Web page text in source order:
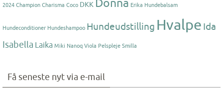
2024 Champion Charisma Coco DKK Donna Erika Hundebalsam
Hundeconditioner Hundeshampoo Hundeudstilling Hvalpe Ida
Isabella Laika Miki Nanoq Viola Pelspleje Smilla
Få seneste nyt via e-mail